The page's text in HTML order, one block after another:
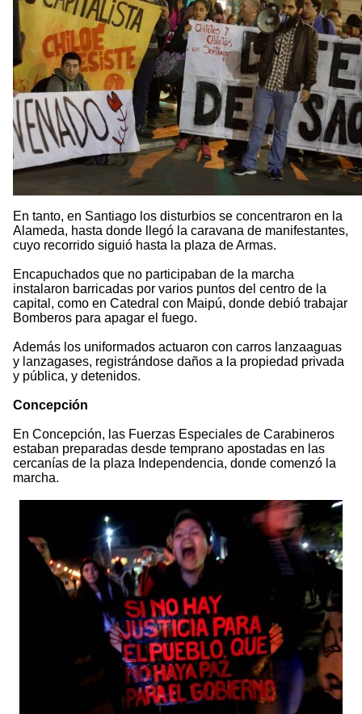
En tanto, en Santiago los disturbios se concentraron en la
Alameda, hasta donde llegó la caravana de manifestantes,
cuyo recorrido siguió hasta la plaza de Armas.
Encapuchados que no participaban de la marcha
instalaron barricadas por varios puntos del centro de la
capital, como en Catedral con Maipú, donde debió trabajar
Bomberos para apagar el fuego.
Además los uniformados actuaron con carros lanzaaguas
y lanzagases, registrándose daños a la propiedad privada
y pública, y detenidos.
Concepción
En Concepción, las Fuerzas Especiales de Carabineros
estaban preparadas desde temprano apostadas en las
cercanías de la plaza Independencia, donde comenzó la
marcha.